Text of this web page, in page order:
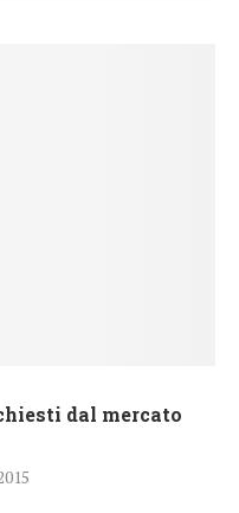
dal mercato